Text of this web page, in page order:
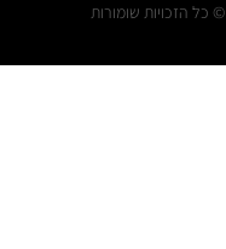
© כל הזכויות שומורות